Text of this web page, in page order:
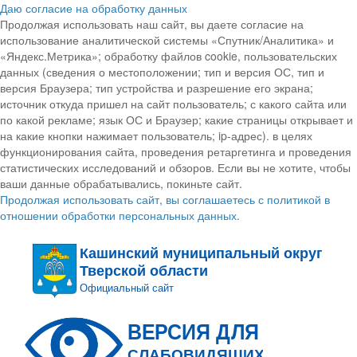
Даю согласие на обработку данных
Продолжая использовать наш сайт, вы даете согласие на
использование аналитической системы «Спутник/Аналитика» и
«Яндекс.Метрика»; обработку файлов cookie, пользовательских
данных (сведения о местоположении; тип и версия ОС, тип и
версия Браузера; тип устройства и разрешение его экрана;
источник откуда пришел на сайт пользователь; с какого сайта или
по какой рекламе; язык ОС и Браузер; какие страницы открывает и
на какие кнопки нажимает пользователь; ip-адрес). в целях
функционирования сайта, проведения ретаргетинга и проведения
статистических исследований и обзоров. Если вы не хотите, чтобы
ваши данные обрабатывались, покиньте сайт.
Продолжая использовать сайт, вы соглашаетесь с политикой в
отношении обработки персональных данных.